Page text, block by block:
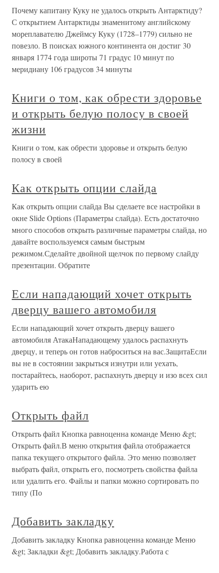
Почему капитану Куку не удалось открыть Антарктиду?
С открытием Антарктиды знаменитому английскому
мореплавателю Джеймсу Куку (1728–1779) сильно не
повезло. В поисках южного континента он достиг 30
января 1774 года широты 71 градус 10 минут по
меридиану 106 градусов 34 минуты
Книги о том, как обрести здоровье
и открыть белую полосу в своей
жизни
Книги о том, как обрести здоровье и открыть белую
полосу в своей
Как открыть опции слайда
Как открыть опции слайда Вы сделаете все настройки в
окне Slide Options (Параметры слайда). Есть достаточно
много способов открыть различные параметры слайда, но
давайте воспользуемся самым быстрым
режимом.Сделайте двойной щелчок по первому слайду
презентации. Обратите
Если нападающий хочет открыть
дверцу вашего автомобиля
Если нападающий хочет открыть дверцу вашего
автомобиля АтакаНападающему удалось распахнуть
дверцу, и теперь он готов наброситься на вас.ЗащитаЕсли
вы не в состоянии закрыться изнутри или уехать,
постарайтесь, наоборот, распахнуть дверцу и изо всех сил
ударить ею
Открыть файл
Открыть файл Кнопка равноценна команде Меню &gt;
Открыть файл.В меню открытия файла отображается
папка текущего открытого файла. Это меню позволяет
выбрать файл, открыть его, посмотреть свойства файла
или удалить его. Файлы и папки можно сортировать по
типу (По
Добавить закладку
Добавить закладку Кнопка равноценна команде Меню
&gt; Закладки &gt; Добавить закладку.Работа с